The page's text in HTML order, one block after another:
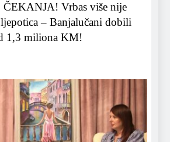
Vrbas više nije
– Banjalučani dobili
1,3 miliona KM!